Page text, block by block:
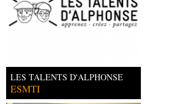
LES TALENTS D'ALPHONSE
ESMTI